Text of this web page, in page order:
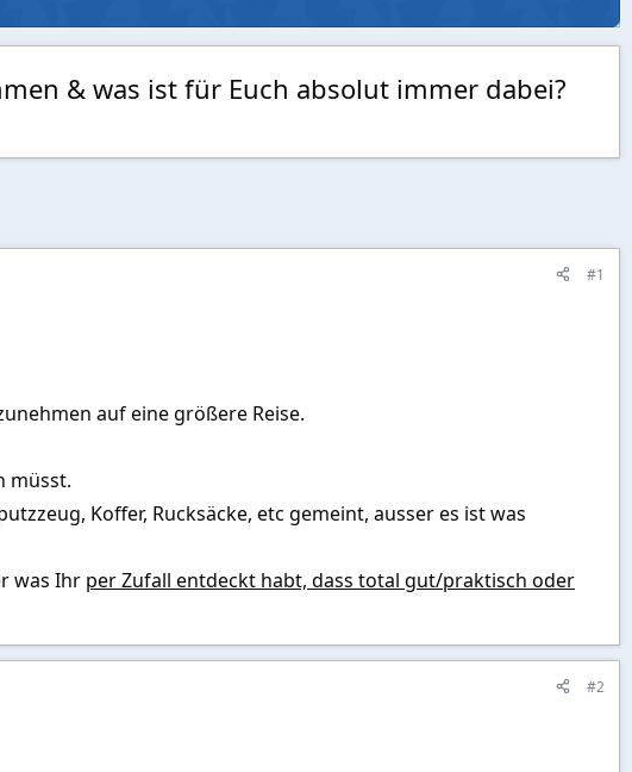
& was ist für Euch absolut immer dabei?
#1
auf eine größere Reise.
müsst.
Koffer, Rucksäcke, etc gemeint, ausser es ist was
was Ihr per Zufall entdeckt habt, dass total gut/praktisch oder
#2